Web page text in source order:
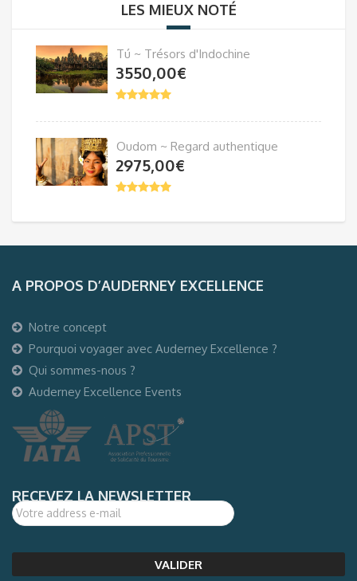
LES MIEUX NOTÉ
Tú ~ Trésors d'Indochine
3550,00€
Oudom ~ Regard authentique
2975,00€
A PROPOS D’AUDERNEY EXCELLENCE
Notre concept
Pourquoi voyager avec Auderney Excellence ?
Qui sommes-nous ?
Auderney Excellence Events
RECEVEZ LA NEWSLETTER